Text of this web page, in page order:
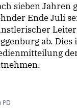
sieben Jahren
Ende Juli
ab. Dies
PD